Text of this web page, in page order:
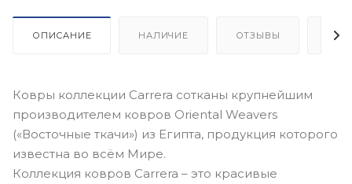
ОПИСАНИЕ НАЛИЧИЕ ОТЗЫВЫ
Ковры коллекции Carrera сотканы крупнейшим
производителем ковров Oriental Weavers
(«Восточные ткачи») из Египта, продукция которого
известна во всём Мире.
Коллекция ковров Carrera – это красивые